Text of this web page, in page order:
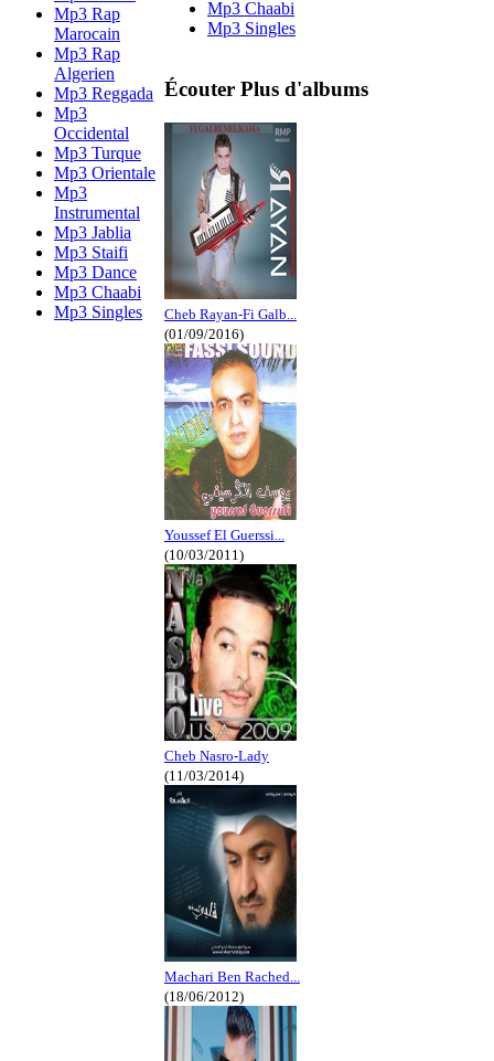
Mp3 Rap
Marocain
Mp3 Rap
Algerien
Mp3 Reggada
Mp3
Occidental
Mp3 Turque
Mp3 Orientale
Mp3
Instrumental
Mp3 Jablia
Mp3 Staifi
Mp3 Dance
Mp3 Chaabi
Mp3 Singles
Mp3 Chaabi
Mp3 Singles
Écouter Plus d'albums
Cheb Rayan-Fi Galb...
(01/09/2016)
Youssef El Guerssi...
(10/03/2011)
Cheb Nasro-Lady
(11/03/2014)
Machari Ben Rached...
(18/06/2012)